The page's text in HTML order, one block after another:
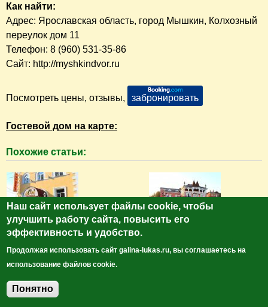
Как найти:
Адрес: Ярославская область, город Мышкин, Колхозный
переулок дом 11
Телефон: 8 (960) 531-35-86
Сайт: http://myshkindvor.ru
Посмотреть цены, отзывы, забронировать
Гостевой дом на карте:
Похожие статьи:
Гостиница "Кошкин Дом" - лучший
отель в Мышкине
Наш сайт использует файлы cookie, чтобы
улучшить работу сайта, повысить его
эффективность и удобство.
Продолжая использовать сайт galina-lukas.ru, вы соглашаетесь на
использование файлов cookie.
Понятно